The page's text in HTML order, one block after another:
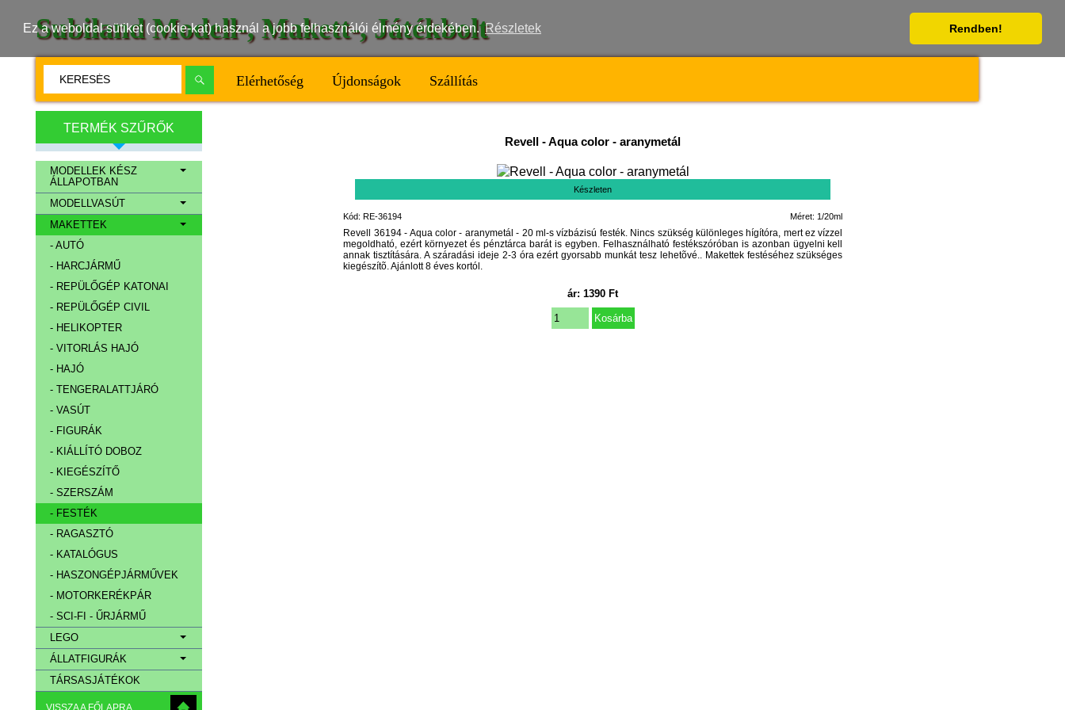
Ez a weboldal sütiket (cookie-kat) használ a jobb felhasználói élmény érdekében. Részletek Rendben!
Subiland Modell-, Makett-, Játékbolt
Elérhetőség Újdonságok Szállítás
TERMÉK SZŰRŐK
MODELLEK KÉSZ
ÁLLAPOTBAN
MODELLVASÚT
MAKETTEK
- AUTÓ
- HARCJÁRMŰ
- REPÜLŐGÉP KATONAI
- REPÜLŐGÉP CIVIL
- HELIKOPTER
- VITORLÁS HAJÓ
- HAJÓ
- TENGERALATTJÁRÓ
- VASÚT
- FIGURÁK
- KIÁLLÍTÓ DOBOZ
- KIEGÉSZÍTŐ
- SZERSZÁM
- FESTÉK
- RAGASZTÓ
- KATALÓGUS
- HASZONGÉPJÁRMŰVEK
- MOTORKERÉKPÁR
- SCI-FI - ŰRJÁRMŰ
LEGO
ÁLLATFIGURÁK
TÁRSASJÁTÉKOK
VISSZA A FŐLAPRA
Revell -Aqua color - aranymetál
Készleten
Méret: 1/20ml
Kód: RE-36194
Revell 36194 - Aqua color - aranymetál - 20 ml-s vízbázisú festék. Nincs szükség különleges hígítóra, mert ez vízzel
megoldható, ezért környezet és pénztárca barát is egyben. Felhasználható festékszóróban is azonban ügyelni kell
annak tisztítására. A száradási ideje 2-3 óra ezért gyorsabb munkát tesz lehetõvé.. Makettek festéséhez szükséges
kiegészítõ. Ajánlott 8 éves kortól.
ár:1390 Ft